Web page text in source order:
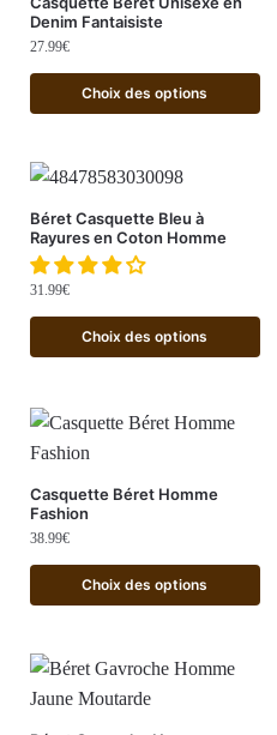
Denim Fantaisiste
27.99€
Choix des options
Béret Casquette Bleu à
Rayures en Coton Homme
31.99€
Choix des options
Casquette Béret Homme
Fashion
38.99€
Choix des options